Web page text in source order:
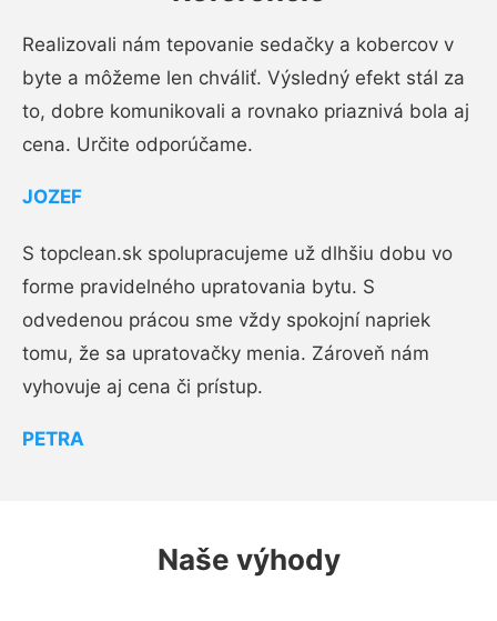
Realizovali nám tepovanie sedačky a kobercov v
byte a môžeme len chváliť. Výsledný efekt stál za
to, dobre komunikovali a rovnako priaznivá bola aj
cena. Určite odporúčame.
JOZEF
S topclean.sk spolupracujeme už dlhšiu dobu vo
forme pravidelného upratovania bytu. S
odvedenou prácou sme vždy spokojní napriek
tomu, že sa upratovačky menia. Zároveň nám
vyhovuje aj cena či prístup.
PETRA
Naše výhody